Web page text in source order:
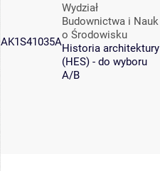
AK1S41035A
Wydział
Budownictwa i Nauk
o Środowisku
Historia architektury
(HES) - do wyboru
A/B